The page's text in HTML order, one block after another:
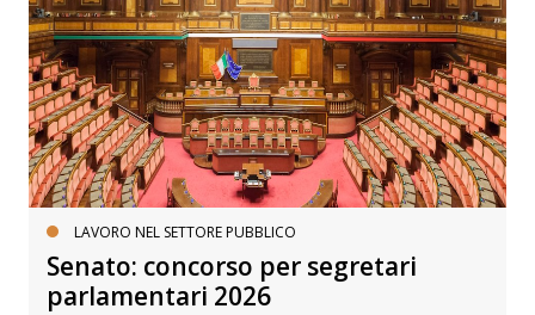
LAVORO NEL SETTORE PUBBLICO
Senato: concorso per segretari
parlamentari 2026